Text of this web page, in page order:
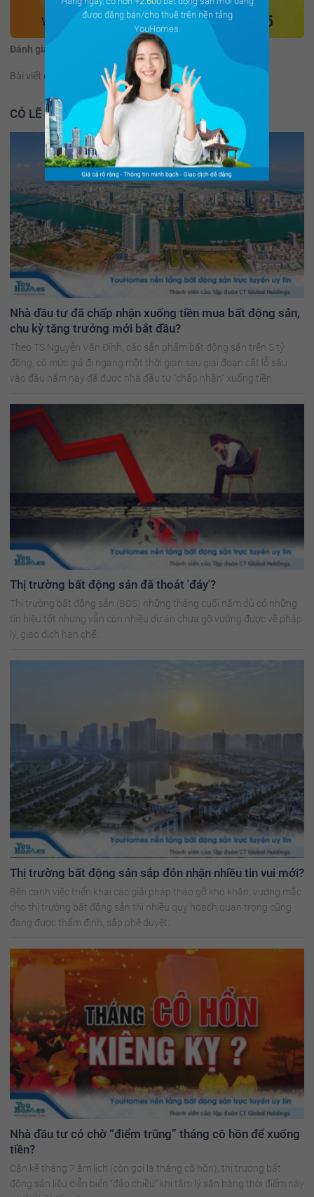
Đánh giá: (67 đánh giá)
Bài viết có hữu ích không? Có Không
CÓ LẼ BẠN NÊN ĐỌC THÊM
Nhà đầu tư đã chấp nhận xuống tiền mua bất động sản,
chu kỳ tăng trưởng mới bắt đầu?
Theo TS Nguyễn Văn Đính, các sản phẩm bất động sản trên 5 tỷ
đồng, có mức giá đi ngang một thời gian sau giai đoạn cắt lỗ sâu
vào đầu năm nay đã được nhà đầu tư "chấp nhận" xuống tiền
Thị trường bất động sản đã thoát 'đáy'?
Thị trường bất động sản (BĐS) những tháng cuối năm dù có những
tín hiệu tốt nhưng vẫn còn nhiều dự án chưa gỡ vướng được về pháp
lý, giao dịch hạn chế.
Thị trường bất động sản sắp đón nhận nhiều tin vui mới?
Bên cạnh việc triển khai các giải pháp tháo gỡ khó khăn, vướng mắc
cho thị trường bất động sản thì nhiều quy hoạch quan trọng cũng
đang được thẩm định, sắp phê duyệt.
Nhà đầu tư có chờ “điểm trũng” tháng cô hồn để xuống
tiền?
Cận kề tháng 7 âm lịch (còn gọi là tháng cô hồn), thị trường bất
động sản liệu diễn biến “đảo chiều” khi tâm lý săn hàng thời điểm này
được đăng bán/cho thuê trên nền tảng
YouHomes.